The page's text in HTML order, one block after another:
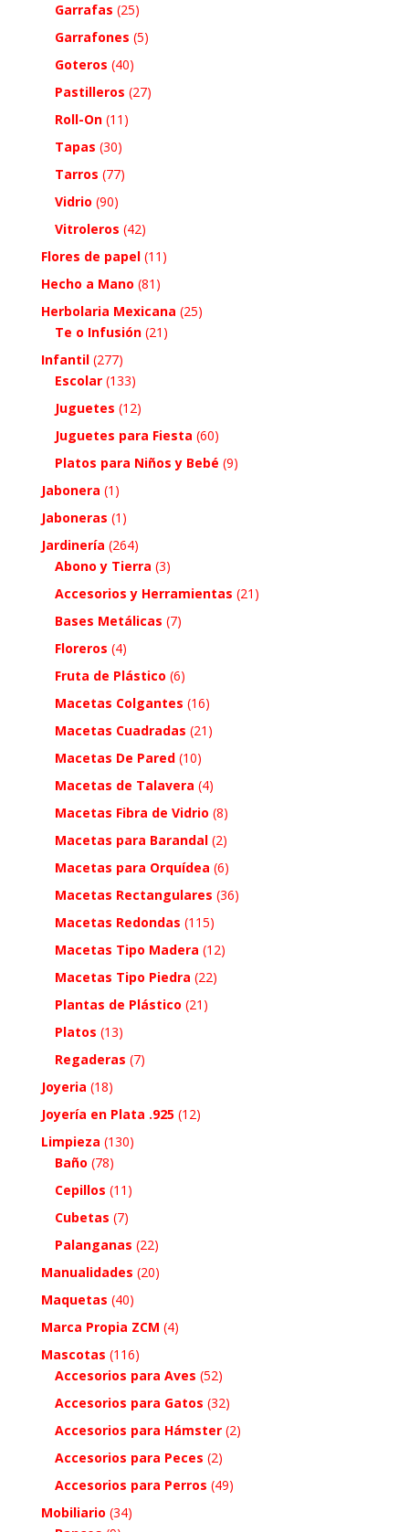
Garrafas (25)
Garrafones (5)
Goteros (40)
Pastilleros (27)
Roll-On (11)
Tapas (30)
Tarros (77)
Vidrio (90)
Vitroleros (42)
Flores de papel (11)
Hecho a Mano (81)
Herbolaria Mexicana (25)
Te o Infusión (21)
Infantil (277)
Escolar (133)
Juguetes (12)
Juguetes para Fiesta (60)
Platos para Niños y Bebé (9)
Jabonera (1)
Jaboneras (1)
Jardinería (264)
Abono y Tierra (3)
Accesorios y Herramientas (21)
Bases Metálicas (7)
Floreros (4)
Fruta de Plástico (6)
Macetas Colgantes (16)
Macetas Cuadradas (21)
Macetas De Pared (10)
Macetas de Talavera (4)
Macetas Fibra de Vidrio (8)
Macetas para Barandal (2)
Macetas para Orquídea (6)
Macetas Rectangulares (36)
Macetas Redondas (115)
Macetas Tipo Madera (12)
Macetas Tipo Piedra (22)
Plantas de Plástico (21)
Platos (13)
Regaderas (7)
Joyeria (18)
Joyería en Plata .925 (12)
Limpieza (130)
Baño (78)
Cepillos (11)
Cubetas (7)
Palanganas (22)
Manualidades (20)
Maquetas (40)
Marca Propia ZCM (4)
Mascotas (116)
Accesorios para Aves (52)
Accesorios para Gatos (32)
Accesorios para Hámster (2)
Accesorios para Peces (2)
Accesorios para Perros (49)
Mobiliario (34)